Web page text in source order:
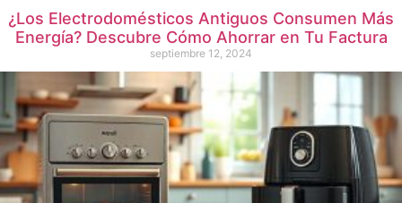
¿Los Electrodomésticos Antiguos Consumen Más
Energía? Descubre Cómo Ahorrar en Tu Factura
septiembre 12, 2024